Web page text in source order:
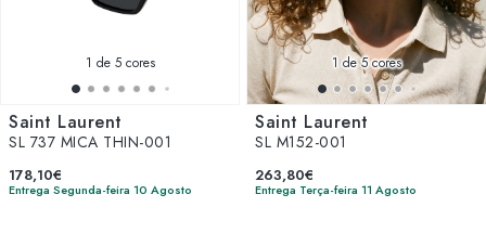
1 de 5 cores
Saint Laurent
SL 737 MICA THIN-001
178,10€
Entrega Segunda-feira 10 Agosto
1de 5 cores
Saint Laurent
SL M152-001
263,80€
Entrega Terça-feira 11 Agosto